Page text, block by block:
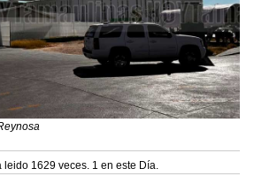
leido 1629 veces. 1 en este Día.